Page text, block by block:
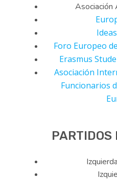
Asociación
Foro Europeo
Erasmus
Asociación
Funcionarios
PARTIDOS